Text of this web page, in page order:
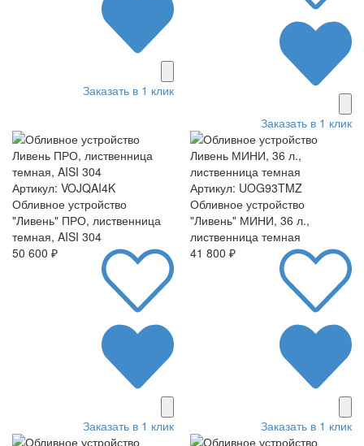
Заказать в 1 клик
Заказать в 1 клик
Артикул: VOJQAI4K
Обливное устройство
"Ливень" ПРО, лиственница
темная, AISI 304
50 600 ₽
Заказать в 1 клик
Артикул: UOG93TMZ
Обливное устройство
"Ливень" МИНИ, 36 л.,
лиственница темная
41 800 ₽
Заказать в 1 клик